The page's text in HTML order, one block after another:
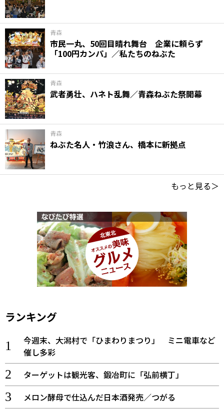
青森
市民一丸、50回目晴れ舞台 企業に頼らず
「100円カンパ」／私たちのねぶた
青森
武者勇壮、ハネト乱舞／青森ねぶた祭開幕
青森
ねぶた名人・竹浪さん、橋本に新拠点
もっと見る＞
ランキング
今週末、大潟村で「ひまわりまつり」 ミニ電車など
催し多彩
ターゲットは観光客、鍛冶町に「弘前横丁」
メロン酵母で仕込んだ日本酒発売／つがる